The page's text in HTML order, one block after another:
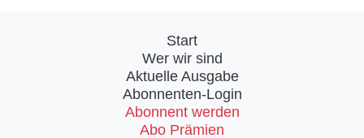
Start
Wer wir sind
Aktuelle Ausgabe
Abonnenten-Login
Abonnent werden
Abo Prämien